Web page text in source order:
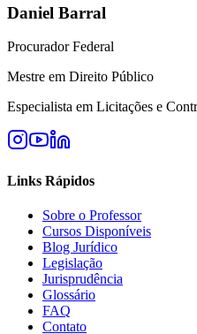
Daniel Barral
Procurador Federal
Mestre em Direito Público
Especialista em Licitações e
Links Rápidos
Sobre o Professor
Cursos Disponíveis
Blog Jurídico
Legislação
Jurisprudência
Glossário
FAQ
Contato